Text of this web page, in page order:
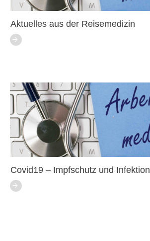
Aktuelles aus der Reisemedizin
Covid19 – Impfschutz und Infektion